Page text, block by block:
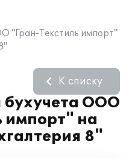
"Гран-Текстиль импорт"
бухучета ООО
импорт" на
8"
К списку